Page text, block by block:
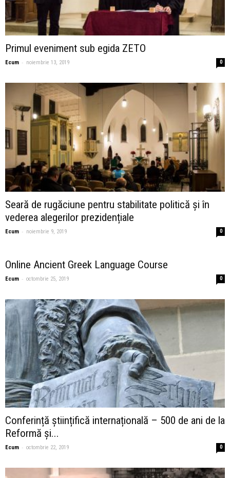
Primul eveniment sub egida ZETO
Ecum - noiembrie 13, 2019 0
Seară de rugăciune pentru stabilitate politică și în
vederea alegerilor prezidențiale
Ecum - noiembrie 9, 2019 0
Online Ancient Greek Language Course
Ecum - octombrie 25, 2019 0
Conferință științifică internațională – 500 de ani de la
Reformă și...
Ecum - octombrie 22, 2019 0